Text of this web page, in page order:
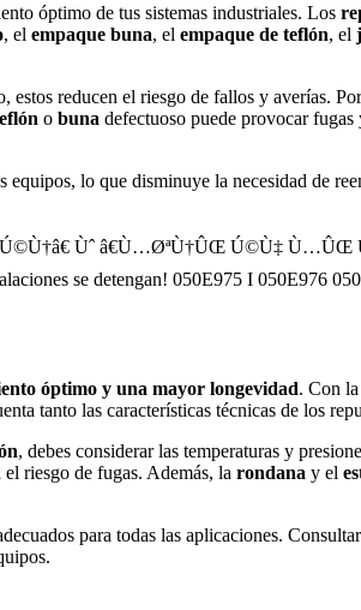
óptimo de tus sistemas industriales. Los
, el empaque buna, el empaque de teflón, el
estos reducen el riesgo de fallos y averías.
o buna defectuoso puede provocar
lo que disminuye la necesidad de
óptimo y una mayor longevidad. Con
tanto las características técnicas de los
, debes considerar las temperaturas y
riesgo de fugas. Además, la rondana y el
para todas las aplicaciones.